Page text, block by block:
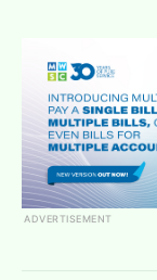
ADVERTISEMENT